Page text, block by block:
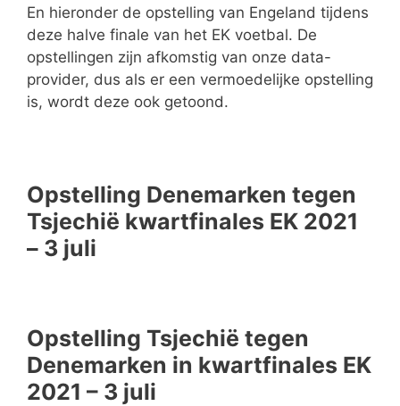
En hieronder de opstelling van Engeland tijdens
deze halve finale van het EK voetbal. De
opstellingen zijn afkomstig van onze data-
provider, dus als er een vermoedelijke opstelling
is, wordt deze ook getoond.
Opstelling Denemarken tegen
Tsjechië kwartfinales EK 2021
– 3 juli
Opstelling Tsjechië tegen
Denemarken in kwartfinales EK
2021 – 3 juli